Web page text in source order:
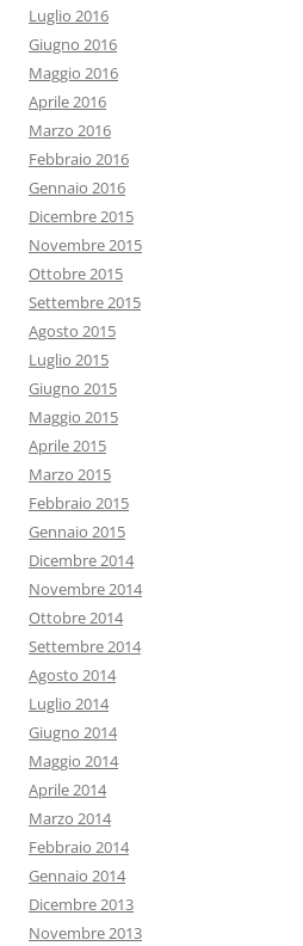
Luglio 2016
Giugno 2016
Maggio 2016
Aprile 2016
Marzo 2016
Febbraio 2016
Gennaio 2016
Dicembre 2015
Novembre 2015
Ottobre 2015
Settembre 2015
Agosto 2015
Luglio 2015
Giugno 2015
Maggio 2015
Aprile 2015
Marzo 2015
Febbraio 2015
Gennaio 2015
Dicembre 2014
Novembre 2014
Ottobre 2014
Settembre 2014
Agosto 2014
Luglio 2014
Giugno 2014
Maggio 2014
Aprile 2014
Marzo 2014
Febbraio 2014
Gennaio 2014
Dicembre 2013
Novembre 2013